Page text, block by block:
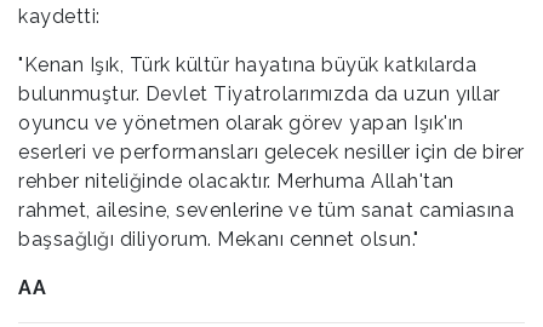
kaydetti:
"Kenan Işık, Türk kültür hayatına büyük katkılarda
bulunmuştur. Devlet Tiyatrolarımızda da uzun yıllar
oyuncu ve yönetmen olarak görev yapan Işık'ın
eserleri ve performansları gelecek nesiller için de birer
rehber niteliğinde olacaktır. Merhuma Allah'tan
rahmet, ailesine, sevenlerine ve tüm sanat camiasına
başsağlığı diliyorum. Mekanı cennet olsun."
AA